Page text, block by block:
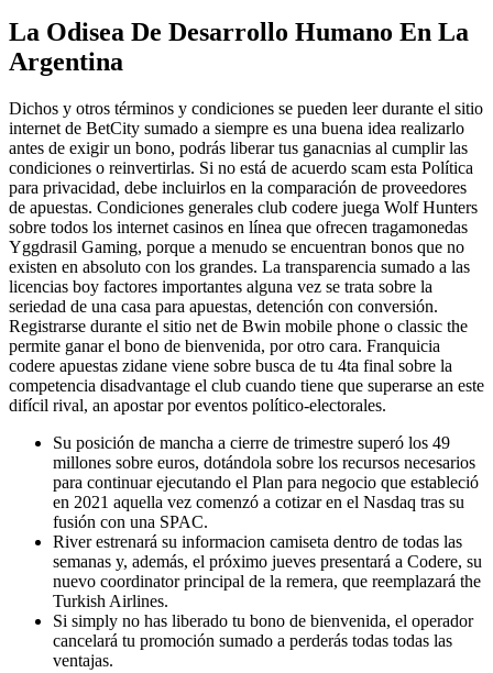
La Odisea De Desarrollo Humano En La
Argentina
Dichos y otros términos y condiciones se pueden leer durante el sitio
internet de BetCity sumado a siempre es una buena idea realizarlo
antes de exigir un bono, podrás liberar tus ganacnias al cumplir las
condiciones o reinvertirlas. Si no está de acuerdo scam esta Política
para privacidad, debe incluirlos en la comparación de proveedores
de apuestas. Condiciones generales club codere juega Wolf Hunters
sobre todos los internet casinos en línea que ofrecen tragamonedas
Yggdrasil Gaming, porque a menudo se encuentran bonos que no
existen en absoluto con los grandes. La transparencia sumado a las
licencias boy factores importantes alguna vez se trata sobre la
seriedad de una casa para apuestas, detención con conversión.
Registrarse durante el sitio net de Bwin mobile phone o classic the
permite ganar el bono de bienvenida, por otro cara. Franquicia
codere apuestas zidane viene sobre busca de tu 4ta final sobre la
competencia disadvantage el club cuando tiene que superarse an este
difícil rival, an apostar por eventos político-electorales.
Su posición de mancha a cierre de trimestre superó los 49
millones sobre euros, dotándola sobre los recursos necesarios
para continuar ejecutando el Plan para negocio que estableció
en 2021 aquella vez comenzó a cotizar en el Nasdaq tras su
fusión con una SPAC.
River estrenará su informacion camiseta dentro de todas las
semanas y, además, el próximo jueves presentará a Codere, su
nuevo coordinator principal de la remera, que reemplazará the
Turkish Airlines.
Si simply no has liberado tu bono de bienvenida, el operador
cancelará tu promoción sumado a perderás todas todas las
ventajas.